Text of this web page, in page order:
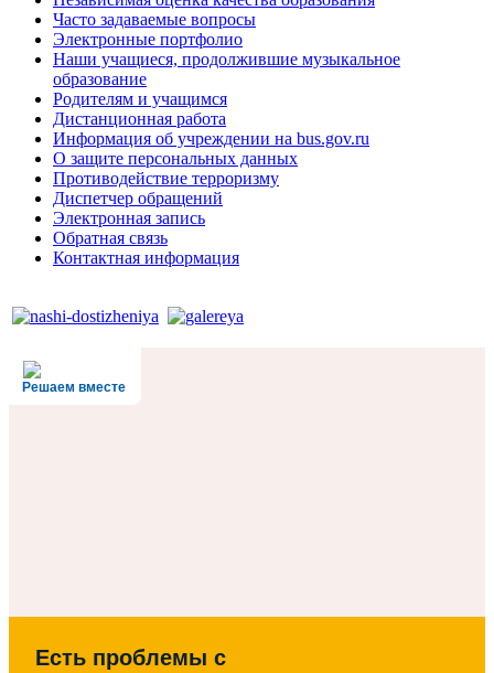
Часто задаваемые вопросы
Электронные портфолио
Наши учащиеся, продолжившие музыкальное
образование
Родителям и учащимся
Дистанционная работа
Информация об учреждении на bus.gov.ru
О защите персональных данных
Противодействие терроризму
Диспетчер обращений
Электронная запись
Обратная связь
Контактная информация
Решаем вместе
Есть проблемы с